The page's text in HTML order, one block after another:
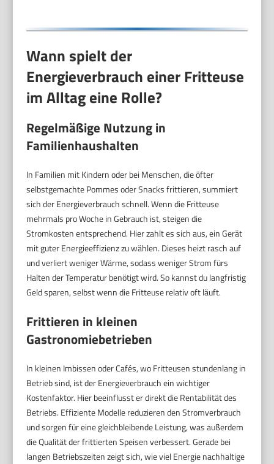
Wann spielt der
Energieverbrauch einer Fritteuse
im Alltag eine Rolle?
Regelmäßige Nutzung in
Familienhaushalten
In Familien mit Kindern oder bei Menschen, die öfter
selbstgemachte Pommes oder Snacks frittieren, summiert
sich der Energieverbrauch schnell. Wenn die Fritteuse
mehrmals pro Woche in Gebrauch ist, steigen die
Stromkosten entsprechend. Hier zahlt es sich aus, ein Gerät
mit guter Energieeffizienz zu wählen. Dieses heizt rasch auf
und verliert weniger Wärme, sodass weniger Strom fürs
Halten der Temperatur benötigt wird. So kannst du langfristig
Geld sparen, selbst wenn die Fritteuse relativ oft läuft.
Frittieren in kleinen
Gastronomiebetrieben
In kleinen Imbissen oder Cafés, wo Fritteusen stundenlang in
Betrieb sind, ist der Energieverbrauch ein wichtiger
Kostenfaktor. Hier beeinflusst er direkt die Rentabilität des
Betriebs. Effiziente Modelle reduzieren den Stromverbrauch
und sorgen für eine gleichbleibende Leistung, was außerdem
die Qualität der frittierten Speisen verbessert. Gerade bei
langen Betriebszeiten zeigt sich, wie viel Energie nachhaltige